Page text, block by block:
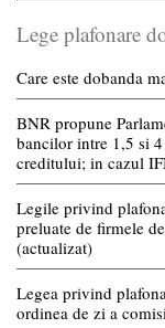
Lege plafonare
Care este dobanda
BNR propune
bancilor intre 1,5 si
creditului; in cazul
Legile privind
preluate de firmele
(actualizat)
Legea privind
ordinea de zi a